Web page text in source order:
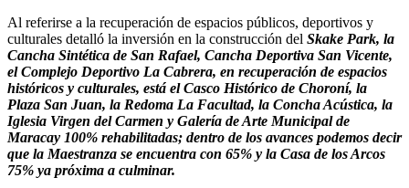
Al referirse a la recuperación de espacios públicos, deportivos y
culturales detalló la inversión en la construcción del Skake Park, la
Cancha Sintética de San Rafael, Cancha Deportiva San Vicente,
el Complejo Deportivo La Cabrera, en recuperación de espacios
históricos y culturales, está el Casco Histórico de Choroní, la
Plaza San Juan, la Redoma La Facultad, la Concha Acústica, la
Iglesia Virgen del Carmen y Galería de Arte Municipal de
Maracay 100% rehabilitadas; dentro de los avances podemos decir
que la Maestranza se encuentra con 65% y la Casa de los Arcos
75% ya próxima a culminar.